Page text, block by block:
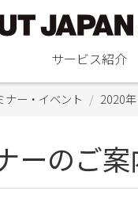
サービス紹介
ナー・イベント 2020年
ーのご案